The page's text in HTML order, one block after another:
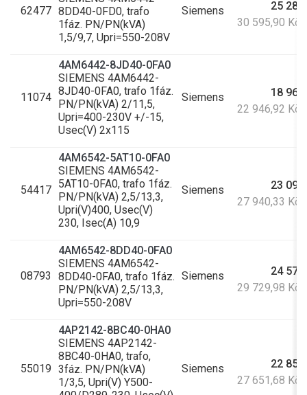
62477 8DD40-0FD0, trafo
1fáz. PN/PN(kVA)
1,5/9,7, Upri=550-208V
Siemens
25
30 595,90 Kč
11074
4AM6442-8JD40-0FA0
SIEMENS 4AM6442-
8JD40-0FA0, trafo 1fáz.
PN/PN(kVA) 2/11,5,
Upri=400-230V +/-15,
Usec(V) 2x115
Siemens
18
22 946,92 Kč
54417
4AM6542-5AT10-0FA0
SIEMENS 4AM6542-
5AT10-0FA0, trafo 1fáz.
PN/PN(kVA) 2,5/13,3,
Upri(V)400, Usec(V)
230, Isec(A) 10,9
Siemens
23
27 940,33 Kč
08793
4AM6542-8DD40-0FA0
SIEMENS 4AM6542-
8DD40-0FA0, trafo 1fáz.
PN/PN(kVA) 2,5/13,3,
Upri=550-208V
Siemens
24
29 729,98 Kč
55019
4AP2142-8BC40-0HA0
SIEMENS 4AP2142-
8BC40-0HA0, trafo,
3fáz. PN/PN(kVA)
1/3,5, Upri(V) Y500-
Siemens
22
27 651,68 Kč